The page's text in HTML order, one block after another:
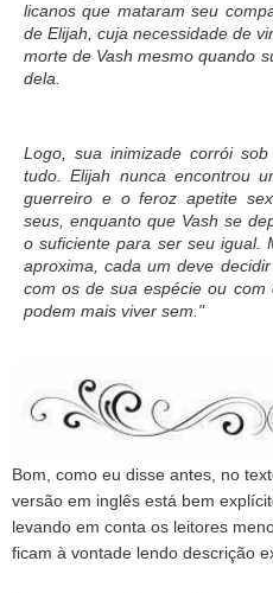
licanos que mataram seu
de Elijah, cuja necessidade de
morte de Vash mesmo quando
dela.
Logo, sua inimizade corrói
tudo. Elijah nunca encontrou
guerreiro e o feroz apetite
seus, enquanto que Vash se
o suficiente para ser seu igual.
aproxima, cada um deve
com os de sua espécie ou
podem mais viver sem."
Bom, como eu disse antes, no
versão em inglês está bem
levando em conta os leitores
ficam à vontade lendo descrição